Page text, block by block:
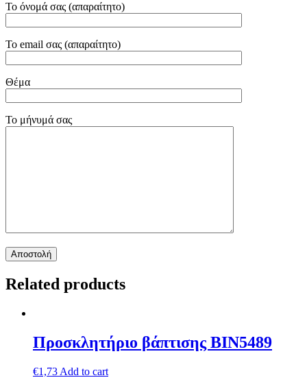
Το όνομά σας (απαραίτητο)
Το email σας (απαραίτητο)
Θέμα
Το μήνυμά σας
Related products
Προσκλητήριο βάπτισης ΒΙΝ5489
€1,73 Add to cart